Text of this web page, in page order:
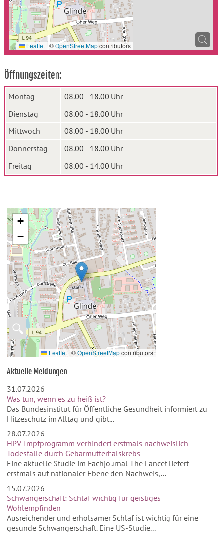
Leaflet | ©OpenStreetMapcontributors
Öffnungszeiten:
Montag
08.00 - 18.00 Uhr
Dienstag
08.00 - 18.00 Uhr
Mittwoch
08.00 - 18.00 Uhr
Donnerstag
08.00 - 18.00 Uhr
Freitag
08.00 - 14.00 Uhr
🔍
+
−
Leaflet | ©OpenStreetMapcontributors
Aktuelle Meldungen
31.07.2026
Was tun, wenn es zu heiß ist?
Das Bundesinstitut für Öffentliche Gesundheit informiert zu
Hitzeschutz im Alltag und gibt...
28.07.2026
HPV-Impfprogramm verhindert erstmals nachweislich
Todesfälle durch Gebärmutterhalskrebs
Eine aktuelle Studie im Fachjournal The Lancet liefert
erstmals auf nationaler Ebene den Nachweis,...
15.07.2026
Schwangerschaft: Schlaf wichtig für geistiges
Wohlempfinden
Ausreichender und erholsamer Schlaf ist wichtig für eine
gesunde Schwangerschaft. Eine US-Studie...